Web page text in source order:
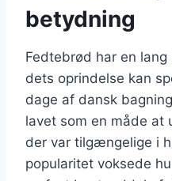
betydning
Fedtebrød har en
dets oprindelse kan
dage af dansk
lavet som en måde at
der var tilgængelige i
popularitet voksede